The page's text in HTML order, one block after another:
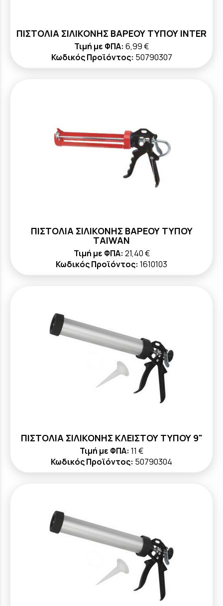
ΠΙΣΤΟΛΙΑ ΣΙΛΙΚΟΝΗΣ ΒΑΡΕΟΥ ΤΥΠΟΥ ΙΝΤΕR
Τιμή με ΦΠΑ: 6,99 €
Κωδικός Προϊόντος: 50790307
ΠΙΣΤΟΛΙΑ ΣΙΛΙΚΟΝΗΣ ΒΑΡΕΟΥ ΤΥΠΟΥ
TAIWAN
Τιμή με ΦΠΑ: 21,40 €
Κωδικός Προϊόντος: 1610103
ΠΙΣΤΟΛΙΑ ΣΙΛΙΚΟΝΗΣ ΚΛΕΙΣΤΟΥ ΤΥΠΟΥ 9"
Τιμή με ΦΠΑ: 11 €
Κωδικός Προϊόντος: 50790304